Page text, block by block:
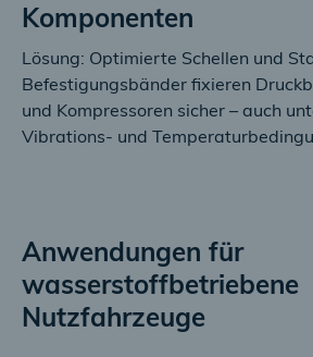
Komponenten
Lösung: Optimierte Schellen und
Befestigungsbänder fixieren
und Kompressoren sicher – auch
Vibrations- und
Anwendungen für
wasserstoffbetriebene
Nutzfahrzeuge